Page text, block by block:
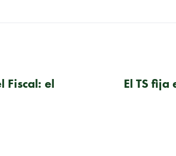
Fiscal: el
El TS